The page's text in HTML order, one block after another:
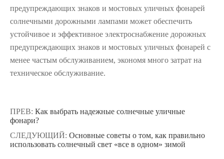
предупреждающих знаков и мостовых уличных фонарей
солнечными дорожными лампами может обеспечить
устойчивое и эффективное электроснабжение дорожных
предупреждающих знаков и мостовых уличных фонарей с
менее частым обслуживанием, экономя много затрат на
техническое обслуживание.
ПРЕВ: Как выбрать надежные солнечные уличные
фонари?
СЛЕДУЮЩИЙ: Основные советы о том, как правильно
использовать солнечный свет «все в одном» зимой